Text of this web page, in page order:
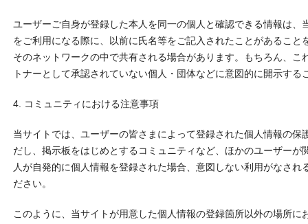
ユーザーご自身が登録した本人を同一の個人と確認できる情報は、
をご利用になる際に、以前に氏名等をご記入されたことがあること
そのネットワークの中で共有される場合があります。もちろん、こ
トナーとして承認されていない個人・団体などに意図的に開示する
4. コミュニティにおける注意事項
当サイトでは、ユーザーの皆さまによって登録された個人情報の保
だし、掲示板をはじめとするコミュニティなど、ほかのユーザーが
人が自発的に個人情報を登録された場合、意図しない利用がなされ
ださい。
このように、当サイトが用意した個人情報の登録箇所以外の場所に